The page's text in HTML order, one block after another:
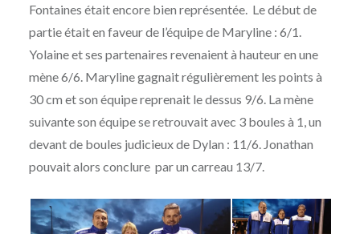
Fontaines était encore bien représentée. Le début de
partie était en faveur de l’équipe de Maryline : 6/1.
Yolaine et ses partenaires revenaient à hauteur en une
mène 6/6. Maryline gagnait régulièrement les points à
30 cm et son équipe reprenait le dessus 9/6. La mène
suivante son équipe se retrouvait avec 3 boules à 1, un
devant de boules judicieux de Dylan : 11/6. Jonathan
pouvait alors conclure par un carreau 13/7.